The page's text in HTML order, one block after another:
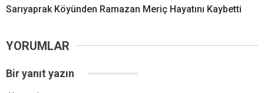
Sarıyaprak Köyünden Ramazan Meriç Hayatını Kaybetti
YORUMLAR
Bir yanıt yazın